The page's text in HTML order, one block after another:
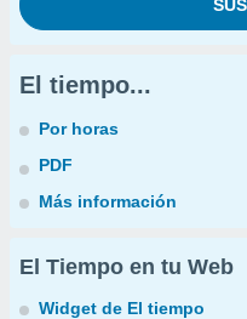
El tiempo...
Por horas
PDF
Más información
El Tiempo en tu Web
Widget de El tiempo